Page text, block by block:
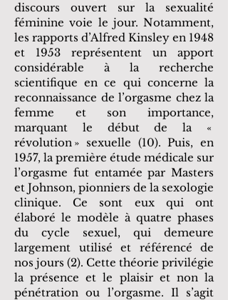
discours ouvert sur la sexualité
féminine voie le jour. Notamment,
les rapports d’Alfred Kinsley en 1948
et 1953 représentent un apport
considérable à la recherche
scientifique en ce qui concerne la
reconnaissance de l’orgasme chez la
femme et son importance,
marquant le début de la «
révolution » sexuelle (10). Puis, en
1957, la première étude médicale sur
l’orgasme fut entamée par Masters
et Johnson, pionniers de la sexologie
clinique. Ce sont eux qui ont
élaboré le modèle à quatre phases
du cycle sexuel, qui demeure
largement utilisé et référencé de
nos jours (2). Cette théorie privilégie
la présence et le plaisir et non la
pénétration ou l’orgasme. Il s’agit